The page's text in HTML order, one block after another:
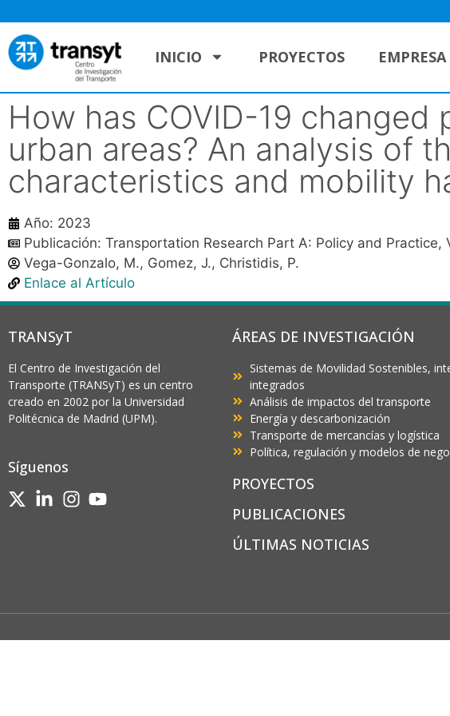
INICIO PROYECTOS EMPRESA
How has COVID-19 changed
urban areas? An analysis of
characteristics and mobility
Año: 2023
Publicación: Transportation Research Part A: Policy and Practice,
Vega-Gonzalo, M., Gomez, J., Christidis, P.
Enlace al Artículo
TRANSyT
El Centro de Investigación del
Transporte (TRANSyT) es un centro
creado en 2002 por la Universidad
Politécnica de Madrid (UPM).
Síguenos
ÁREAS DE INVESTIGACIÓN
Sistemas de Movilidad Sostenibles,
integrados
Análisis de impactos del transporte
Energía y descarbonización
Transporte de mercancías y logística
Política, regulación y modelos de
PROYECTOS
PUBLICACIONES
ÚLTIMAS NOTICIAS